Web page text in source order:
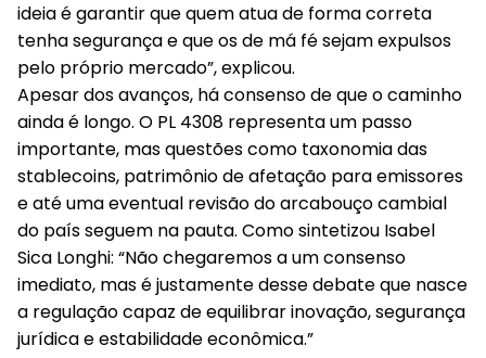
ideia é garantir que quem atua de forma correta
tenha segurança e que os de má fé sejam expulsos
pelo próprio mercado”, explicou.
Apesar dos avanços, há consenso de que o caminho
ainda é longo. O PL 4308 representa um passo
importante, mas questões como taxonomia das
stablecoins, patrimônio de afetação para emissores
e até uma eventual revisão do arcabouço cambial
do país seguem na pauta. Como sintetizou Isabel
Sica Longhi: “Não chegaremos a um consenso
imediato, mas é justamente desse debate que nasce
a regulação capaz de equilibrar inovação, segurança
jurídica e estabilidade econômica.”